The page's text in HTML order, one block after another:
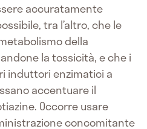
accuratamente
tra l’altro, che le
della
la tossicità, e che i
induttori enzimatici a
accentuare il
Occorre usare
concomitante